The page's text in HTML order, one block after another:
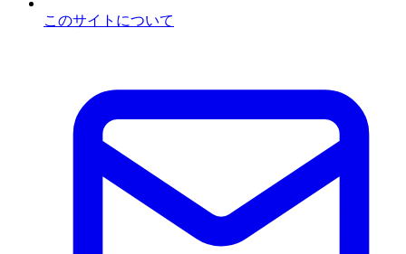
このサイトについて